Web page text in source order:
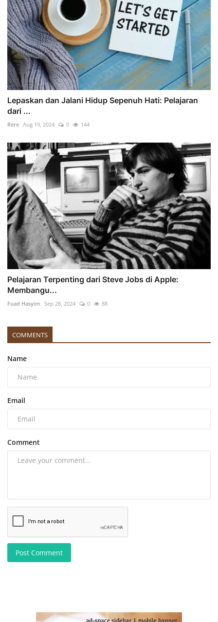
Lepaskan dan Jalani Hidup Sepenuh Hati: Pelajaran
dari ...
Rere Aug 19, 2024 0 144
Pelajaran Terpenting dari Steve Jobs di Apple:
Membangu...
Fuad Hasyim Sep 28, 2024 0 88
COMMENTS
Name
Email
Comment
Post Comment